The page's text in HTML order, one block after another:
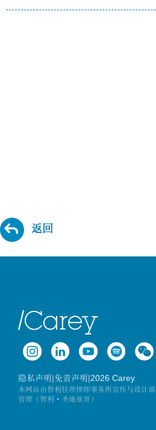
返回
隐私声明|免责声明|2026 Carey
本网站由智利佳理律师事务所宣传与设计部
管理（智利·圣地亚哥）